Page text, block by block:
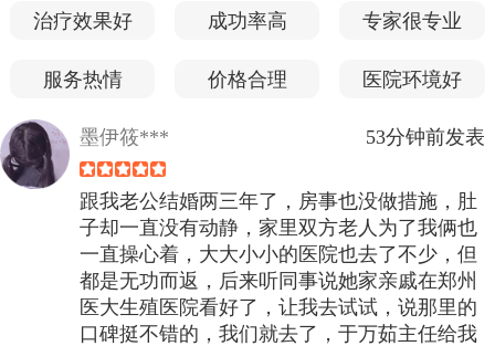
治疗效果好 成功率高 专家很专业
服务热情 价格合理 医院环境好
墨伊筱*** 53分钟前发表
跟我老公结婚两三年了，房事也没做措施，肚
子却一直没有动静，家里双方老人为了我俩也
一直操心着，大大小小的医院也去了不少，但
都是无功而返，后来听同事说她家亲戚在郑州
医大生殖医院看好了，让我去试试，说那里的
口碑挺不错的，我们就去了，于万茹主任给我